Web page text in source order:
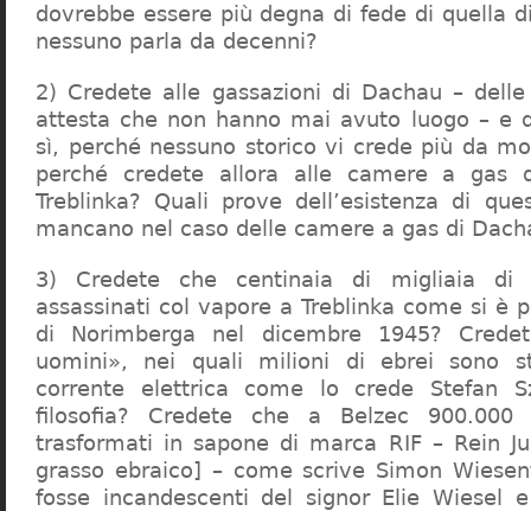
dovrebbe essere più degna di fede di quella
nessuno parla da decenni?
2) Credete alle gassazioni di Dachau –
attesta che non hanno mai avuto luogo – e
sì, perché nessuno storico vi crede più da
perché credete allora alle camere a gas
Treblinka? Quali prove dell’esistenza di
mancano nel caso delle camere a gas di
3) Credete che centinaia di migliaia di
assassinati col vapore a Treblinka come si è
di Norimberga nel dicembre 1945?
uomini», nei quali milioni di ebrei sono
corrente elettrica come lo crede Stefan
filosofia? Credete che a Belzec
trasformati in sapone di marca RIF – Rein
grasso ebraico] – come scrive Simon
fosse incandescenti del signor Elie Wiesel